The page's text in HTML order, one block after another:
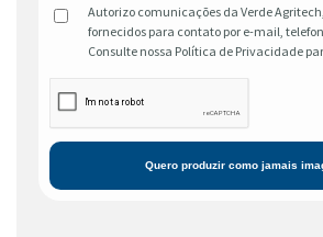
Autorizo comunicações da Verde
fornecidos para contato por e-mail,
Consulte nossa Política de Privacidade